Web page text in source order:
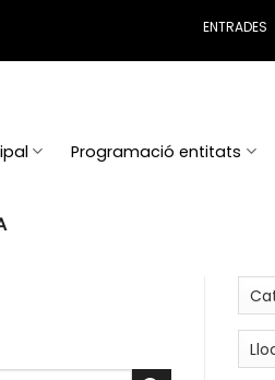
ENTRADES
Programació entitats